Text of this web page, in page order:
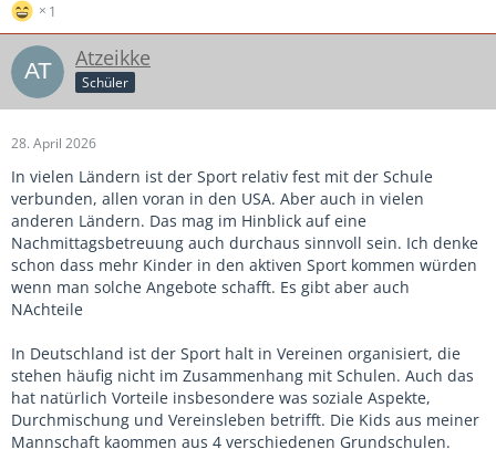
1
Atzeikke
Schüler
28. April 2026
In vielen Ländern ist der Sport relativ fest mit der Schule
verbunden, allen voran in den USA. Aber auch in vielen
anderen Ländern. Das mag im Hinblick auf eine
Nachmittagsbetreuung auch durchaus sinnvoll sein. Ich denke
schon dass mehr Kinder in den aktiven Sport kommen würden
wenn man solche Angebote schafft. Es gibt aber auch
NAchteile
In Deutschland ist der Sport halt in Vereinen organisiert, die
stehen häufig nicht im Zusammenhang mit Schulen. Auch das
hat natürlich Vorteile insbesondere was soziale Aspekte,
Durchmischung und Vereinsleben betrifft. Die Kids aus meiner
Mannschaft kaommen aus 4 verschiedenen Grundschulen.